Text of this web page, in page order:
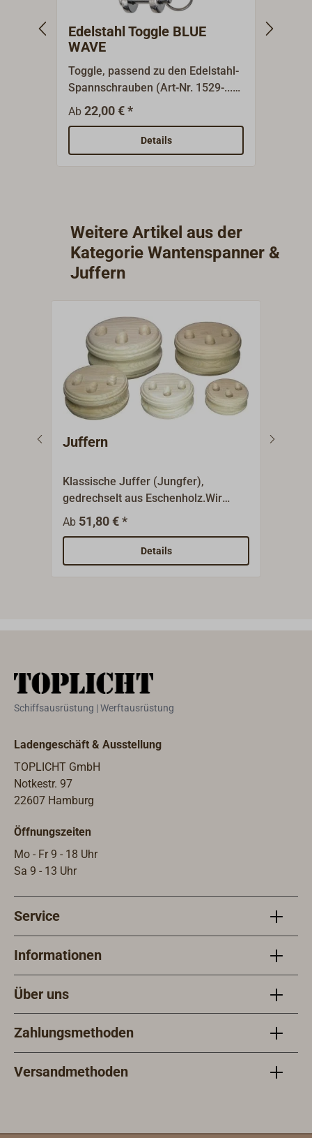
Edelstahl Toggle BLUE
WAVE
Toggle, passend zu den Edelstahl-
Spannschrauben (Art-Nr. 1529-...)
in entsprechender Qualität und
Größe.
Ab22,00 € *
Details
Weitere Artikel aus der
Kategorie Wantenspanner &
Juffern
Juffern
Klassische Juffer (Jungfer),
gedrechselt aus Eschenholz.Wir
liefern die Juffern unbehandelt, mit
runder Keep für Draht, Tauwerk oder
Ab 51,80 € *
Details
Schiffsausrüstung | Werftausrüstung
Ladengeschäft & Ausstellung
TOPLICHT GmbH
Notkestr. 97
22607 Hamburg
Öffnungszeiten
Mo - Fr 9 - 18 Uhr
Sa 9 - 13 Uhr
Service
Informationen
Über uns
Zahlungsmethoden
Versandmethoden